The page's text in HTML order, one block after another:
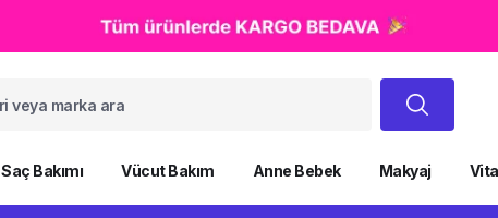
Saç Bakımı Vücut Bakım Anne Bebek Makyaj